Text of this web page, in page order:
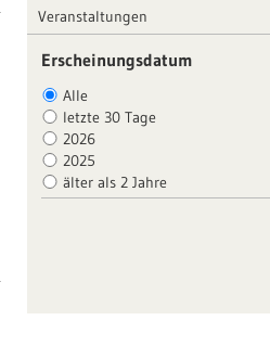
Veranstaltungen
Erscheinungsdatum
Alle
letzte 30 Tage
2026
2025
älter als 2 Jahre